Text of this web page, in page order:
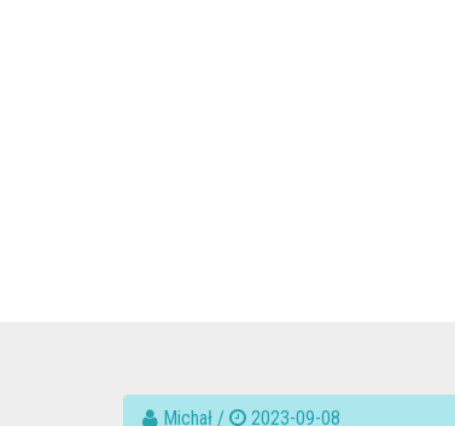
Michał / 2023-09-08